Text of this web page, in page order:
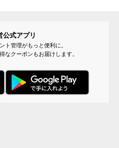
公式アプリ
ト管理がもっと便利に。
なクーポンもお届けします。